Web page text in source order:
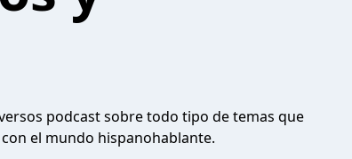
podcast sobre todo tipo de temas que
el mundo hispanohablante.